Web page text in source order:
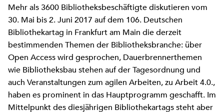
Mehr als 3600 Bibliotheksbeschäftigte diskutieren vom
30. Mai bis 2. Juni 2017 auf dem 106. Deutschen
Bibliothekartag in Frankfurt am Main die derzeit
bestimmenden Themen der Bibliotheksbranche: über
Open Access wird gesprochen, Dauerbrennerthemen
wie Bibliotheksbau stehen auf der Tagesordnung und
auch Veranstaltungen zum agilen Arbeiten, zu Arbeit 4.0.,
haben es prominent in das Hauptprogramm geschafft. Im
Mittelpunkt des diesjährigen Bibliothekartags steht aber